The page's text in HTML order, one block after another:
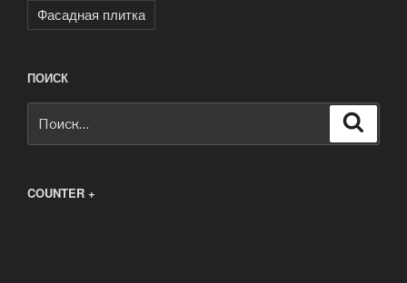
Фасадная плитка
ПОИСК
COUNTER +